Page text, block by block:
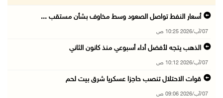
أسعار النفط تواصل الصعود وسط مخاوف بشأن مستقب ...
07/آب/2026 10:25 ص
الذهب يتجه لأفضل أداء أسبوعي منذ كانون الثاني
07/آب/2026 10:12 ص
قوات الاحتلال تنصب حاجزا عسكريا شرق بيت لحم
07/آب/2026 09:06 ص